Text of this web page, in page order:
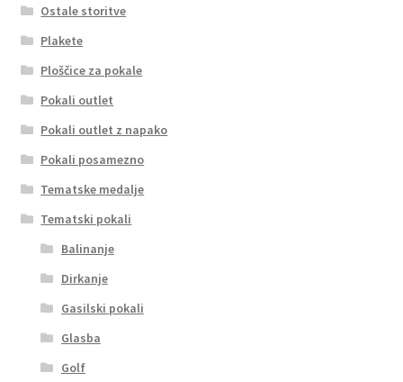
Ostale storitve
Plakete
Ploščice za pokale
Pokali outlet
Pokali outlet z napako
Pokali posamezno
Tematske medalje
Tematski pokali
Balinanje
Dirkanje
Gasilski pokali
Glasba
Golf